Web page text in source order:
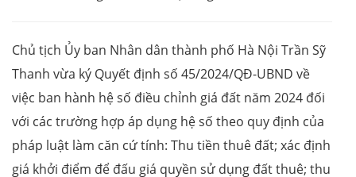
Chủ tịch Ủy ban Nhân dân thành phố Hà Nội Trần Sỹ
Thanh vừa ký Quyết định số 45/2024/QĐ-UBND về
việc ban hành hệ số điều chỉnh giá đất năm 2024 đối
với các trường hợp áp dụng hệ số theo quy định của
pháp luật làm căn cứ tính: Thu tiền thuê đất; xác định
giá khởi điểm để đấu giá quyền sử dụng đất thuê; thu